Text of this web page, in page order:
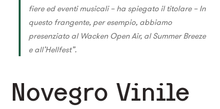
fiere ed eventi musicali – ha spiegato il titolare – In
questo frangente, per esempio, abbiamo
presenziato al Wacken Open Air, al Summer Breeze
e all’Hellfest”.
Novegro Vinile